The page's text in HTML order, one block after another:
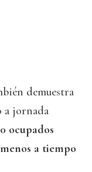
demuestra
a jornada
ocupados
a tiempo